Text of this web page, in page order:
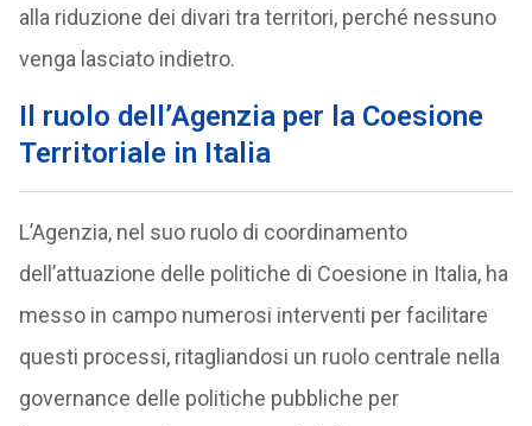
alla riduzione dei divari tra territori, perché nessuno
venga lasciato indietro.
Il ruolo dell’Agenzia per la Coesione
Territoriale in Italia
L’Agenzia, nel suo ruolo di coordinamento
dell’attuazione delle politiche di Coesione in Italia, ha
messo in campo numerosi interventi per facilitare
questi processi, ritagliandosi un ruolo centrale nella
governance delle politiche pubbliche per